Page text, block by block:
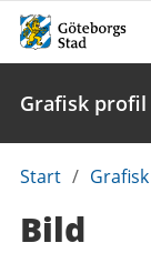
Grafisk profil
Du
här:
Start /
Bild